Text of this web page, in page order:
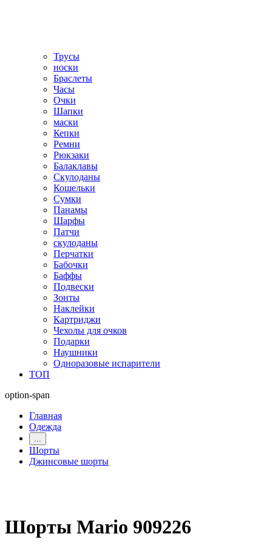
Трусы
носки
Браслеты
Часы
Очки
Шапки
маски
Кепки
Ремни
Рюкзаки
Балаклавы
Скулоданы
Кошельки
Сумки
Панамы
Шарфы
Патчи
скулоданы
Перчатки
Бабочки
Баффы
Подвески
Зонты
Наклейки
Картриджи
Чехолы для очков
Подарки
Наушники
Одноразовые испарители
ТОП
option-span
Главная
Одежда
Шорты
Джинсовые шорты
Шорты Mario 909226